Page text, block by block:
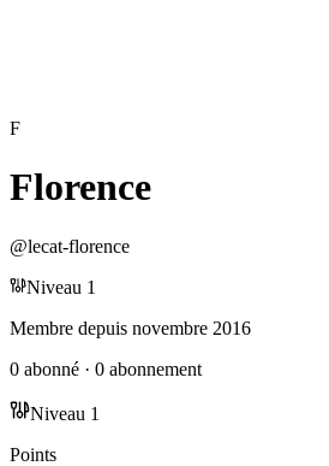
F
Florence
@lecat-florence
Niveau 1
Membre depuis novembre 2016
0 abonné · 0 abonnement
Niveau 1
Points